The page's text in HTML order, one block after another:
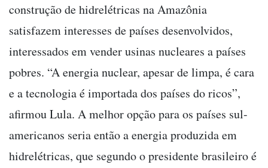
construção de hidrelétricas na Amazônia
satisfazem interesses de países desenvolvidos,
interessados em vender usinas nucleares a países
pobres. “A energia nuclear, apesar de limpa, é cara
e a tecnologia é importada dos países do ricos”,
afirmou Lula. A melhor opção para os países sul-
americanos seria então a energia produzida em
hidrelétricas, que segundo o presidente brasileiro é